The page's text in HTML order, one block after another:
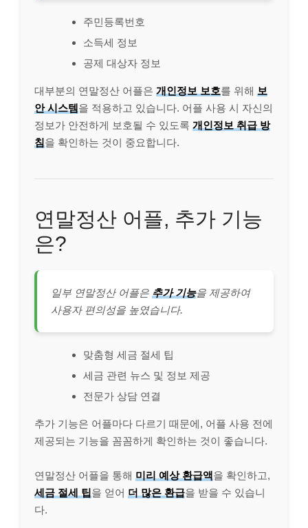
주민등록번호
소득세 정보
공제 대상자 정보
대부분의 연말정산 어플은 개인정보 보호를 위해 보
안 시스템을 적용하고 있습니다. 어플 사용 시 자신의
정보가 안전하게 보호될 수 있도록 개인정보 취급 방
침을 확인하는 것이 중요합니다.
연말정산 어플, 추가 기능
은?
일부 연말정산 어플은 추가 기능을 제공하여
사용자 편의성을 높였습니다.
맞춤형 세금 절세 팁
세금 관련 뉴스 및 정보 제공
전문가 상담 연결
추가 기능은 어플마다 다르기 때문에, 어플 사용 전에
제공되는 기능을 꼼꼼하게 확인하는 것이 좋습니다.
연말정산 어플을 통해 미리 예상 환급액을 확인하고,
세금 절세 팁을 얻어 더 많은 환급을 받을 수 있습니
다.